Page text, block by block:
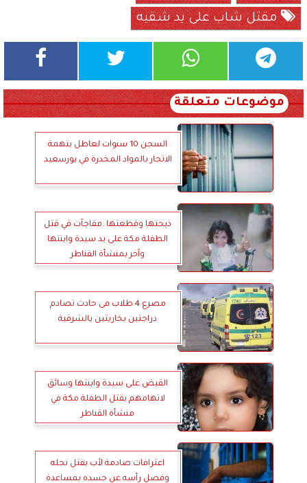
مقتل شاب على يد شقيه
موضوعات متعلقة
السجن 10 سنوات لعاطل بتهمة
الاتجار بالمواد المخدرة في بورسعيد
ذبحتها وقطعتها..مفاجآت في قتل
الطفلة مكة على يد سيدة وابنتها
وآخر بمنشأة القناطر
مصرع 4 طلاب فى حادث تصادم
دراجتين بخاريتين بالشرقية
القبض على سيدة وابنتها وسائق
لاتهامهم بقتل الطفلة مكة في
منشأة القناطر
اعترافات صادمة لأب بقتل نجله
وفصل رأسه عن جسده بمساعدة